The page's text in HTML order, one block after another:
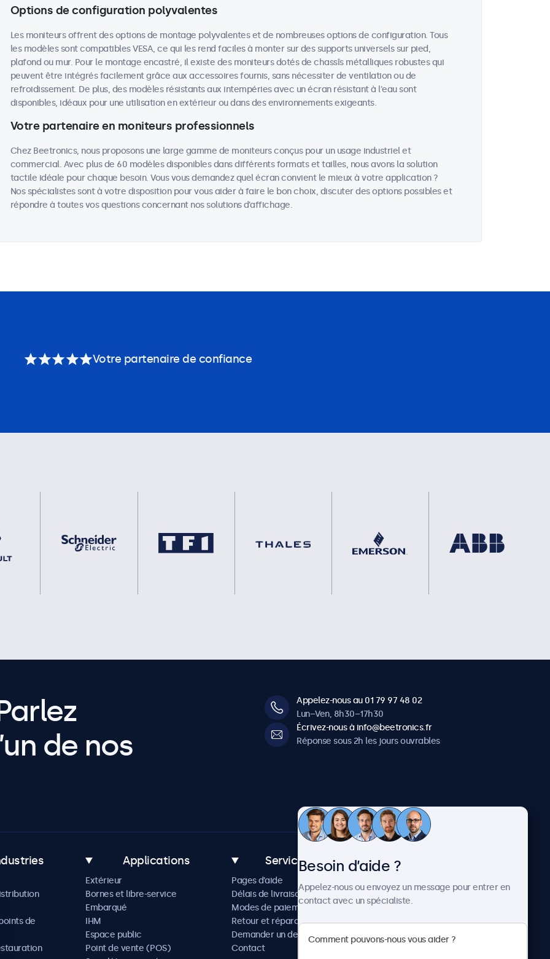
Options de configuration polyvalentes
Les moniteurs offrent des options de montage polyvalentes et de nombreuses options de configuration. Tous
les modèles sont compatibles VESA, ce qui les rend faciles à monter sur des supports universels sur pied,
plafond ou mur. Pour le montage encastré, il existe des moniteurs dotés de chassîs métalliques robustes qui
peuvent être intégrés facilement grâce aux accessoires fournis, sans nécessiter de ventilation ou de
refroidissement. De plus, des modèles résistants aux intempéries avec un écran résistant à l'eau sont
disponibles, idéaux pour une utilisation en extérieur ou dans des environnements exigeants.
Votre partenaire en moniteurs professionnels
Chez Beetronics, nous proposons une large gamme de moniteurs conçus pour un usage industriel et
commercial. Avec plus de 60 modèles disponibles dans différents formats et tailles, nous avons la solution
tactile idéale pour chaque besoin. Vous vous demandez quel écran convient le mieux à votre application ?
Nos spécialistes sont à votre disposition pour vous aider à faire le bon choix, discuter des options possibles et
répondre à toutes vos questions concernant nos solutions d’affichage.
Votre partenaire de confiance
de nos
Appelez-nous au 01 79 97 48 02
Lun–Ven, 8h30–17h30
Écrivez-nous à info@beetronics.fr
Réponse sous 2h les jours ouvrables
de
Applications
Extérieur
Bornes et libre-service
Embarqué
IHM
Espace public
Point de vente (POS)
Service client
Pages d’aide
Délais de livraison
Modes de paiement
Retour et réparation
Demander un devis
Contact
Actualités et mises à jour
Carrière
Conditions de vente
Besoin d’aide ?
Appelez-nous ou envoyez un message pour entrer en
contact avec un spécialiste.